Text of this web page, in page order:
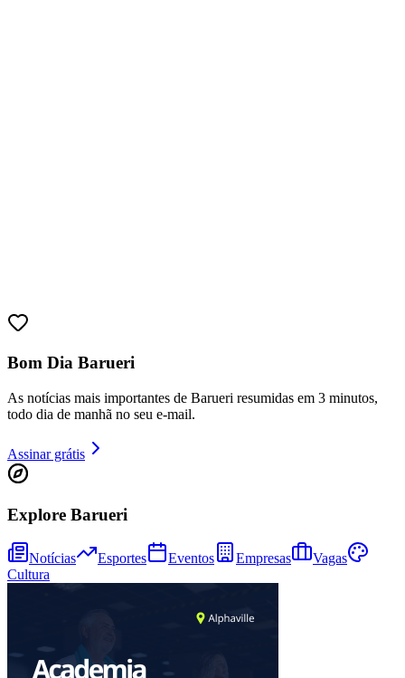
Fortaleza
Bom Dia Barueri
As notícias mais importantes de Barueri resumidas em 3 minutos,
todo dia de manhã no seu e-mail.
Assinar grátis
Explore Barueri
Notícias Esportes Eventos Empresas
Vagas
Cultura